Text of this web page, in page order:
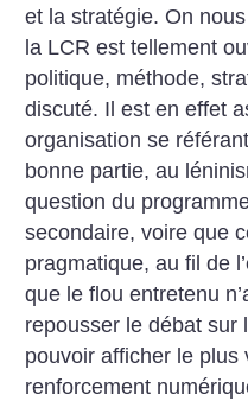
et la stratégie. On
la LCR est tellement
politique, méthode,
discuté. Il est en effet
organisation se
bonne partie, au
question du
secondaire, voire que
pragmatique, au fil de
que le flou entretenu
repousser le débat sur
pouvoir afficher le plus
renforcement